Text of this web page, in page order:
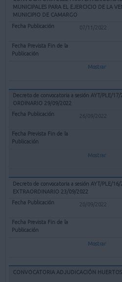
MUNICIPALES PARA EL EJERCICIO DE LA
MUNICIPIO DE CAMARGO
07/11/2022
Mostrar
Decreto de convocatoria a sesión AYT/PLE/
ORDINARIO 29/09/2022
26/09/2022
Mostrar
Decreto de convocatoria a sesión AYT/PLE/
EXTRAORDINARIO 23/09/2022
20/09/2022
Mostrar
CONVOCATORIA ADJUDICACIÓN HUERTOS